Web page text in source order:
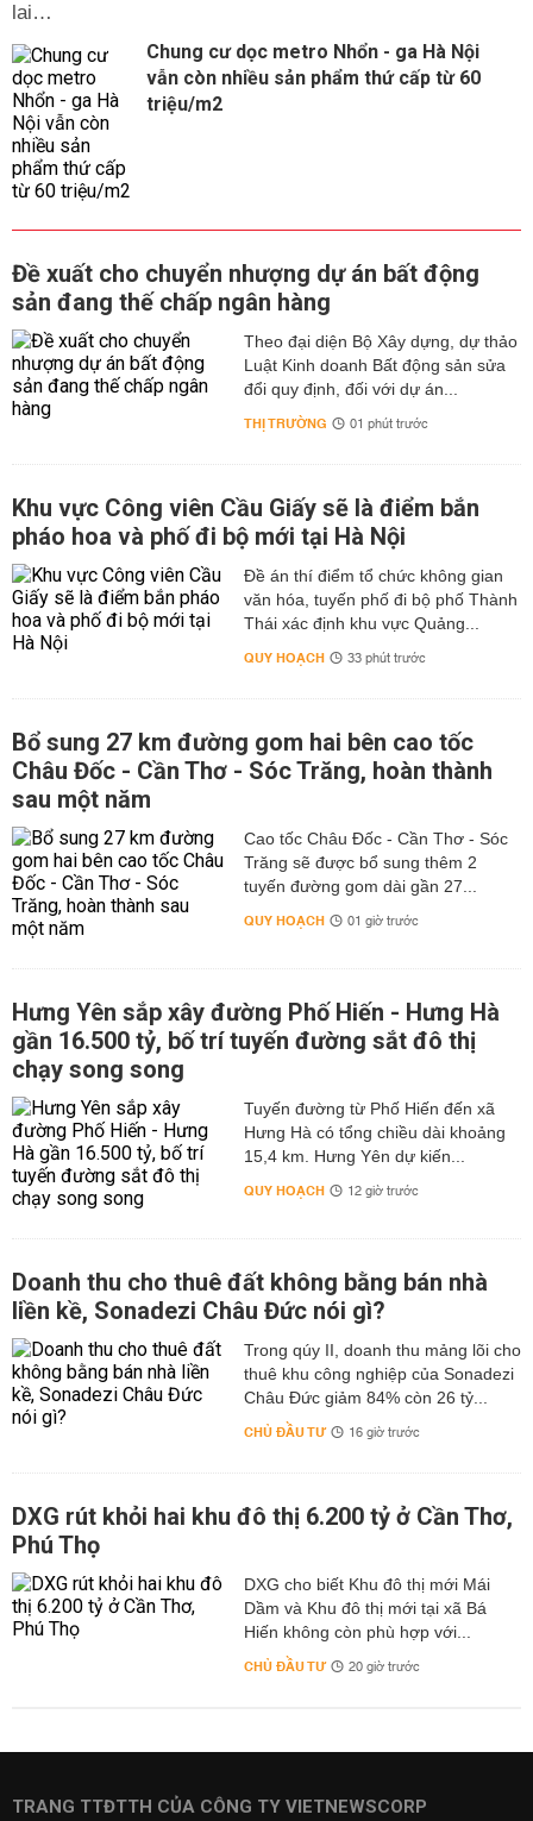
lai…
Chung cư dọc metro Nhổn - ga Hà Nội
vẫn còn nhiều sản phẩm thứ cấp từ 60
triệu/m2
Đề xuất cho chuyển nhượng dự án bất động
sản đang thế chấp ngân hàng
Theo đại diện Bộ Xây dựng, dự thảo
Luật Kinh doanh Bất động sản sửa
đổi quy định, đối với dự án...
THỊ TRƯỜNG 01 phút trước
Khu vực Công viên Cầu Giấy sẽ là điểm bắn
pháo hoa và phố đi bộ mới tại Hà Nội
Đề án thí điểm tổ chức không gian
văn hóa, tuyến phố đi bộ phố Thành
Thái xác định khu vực Quảng...
QUY HOẠCH 33 phút trước
Bổ sung 27 km đường gom hai bên cao tốc
Châu Đốc - Cần Thơ - Sóc Trăng, hoàn thành
sau một năm
Cao tốc Châu Đốc - Cần Thơ - Sóc
Trăng sẽ được bổ sung thêm 2
tuyến đường gom dài gần 27...
QUY HOẠCH 01 giờ trước
Hưng Yên sắp xây đường Phố Hiến - Hưng Hà
gần 16.500 tỷ, bố trí tuyến đường sắt đô thị
chạy song song
Tuyến đường từ Phố Hiến đến xã
Hưng Hà có tổng chiều dài khoảng
15,4 km. Hưng Yên dự kiến...
QUY HOẠCH 12 giờ trước
Doanh thu cho thuê đất không bằng bán nhà
liền kề, Sonadezi Châu Đức nói gì?
Trong qúy II, doanh thu mảng lõi cho
thuê khu công nghiệp của Sonadezi
Châu Đức giảm 84% còn 26 tỷ...
CHỦ ĐẦU TƯ 16 giờ trước
DXG rút khỏi hai khu đô thị 6.200 tỷ ở Cần Thơ,
Phú Thọ
DXG cho biết Khu đô thị mới Mái
Dầm và Khu đô thị mới tại xã Bá
Hiến không còn phù hợp với...
CHỦ ĐẦU TƯ 20 giờ trước
TRANG TTĐTTH CỦA CÔNG TY VIETNEWSCORP